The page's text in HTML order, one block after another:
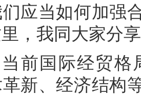
应当如何加强
，我同大家分
前国际经贸格
新、经济结构